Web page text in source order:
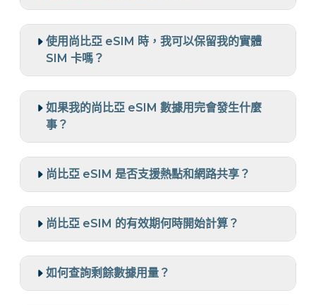
使用尚比亞 eSIM 時，我可以保留我的實體
SIM 卡嗎？
如果我的尚比亞 eSIM 數據用完會發生什麼
事？
尚比亞 eSIM 是否支援熱點和網路共享？
尚比亞 eSIM 的有效期何時開始計算？
如何查詢剩餘數據用量？